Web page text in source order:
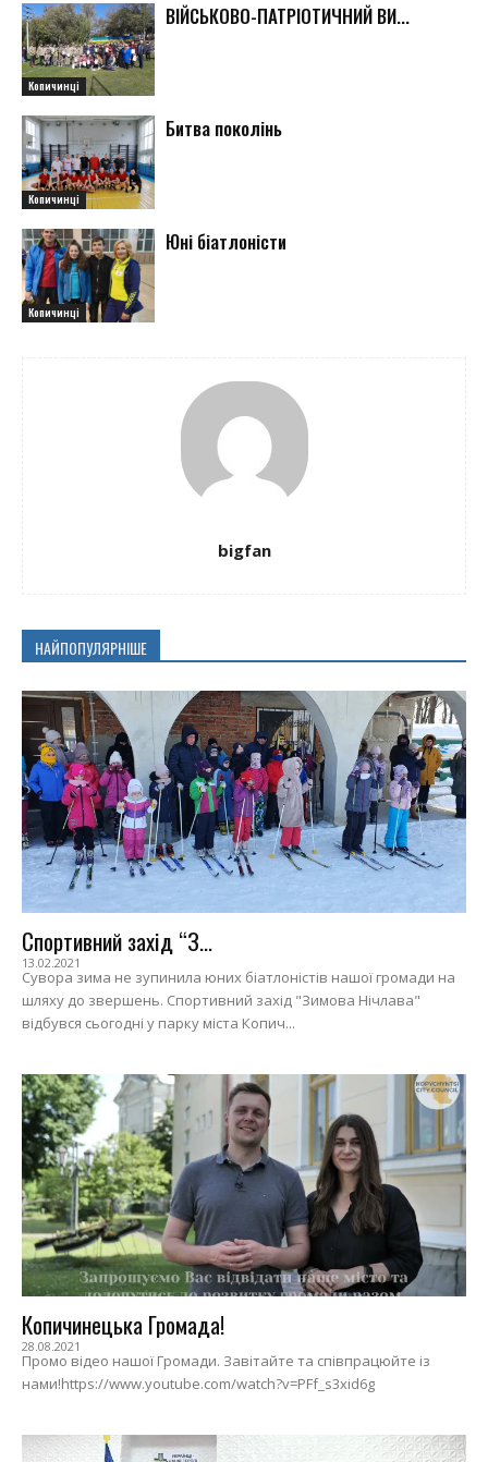
Копичинці
ВІЙСЬКОВО-ПАТРІОТИЧНИЙ ВИ...
Копичинці
Битва поколінь
Копичинці
Юні біатлоністи
bigfan
НАЙПОПУЛЯРНІШЕ
Спортивний захід “З...
13.02.2021
Сувора зима не зупинила юних біатлоністів нашої громади на
шляху до звершень. Спортивний захід "Зимова Нічлава"
відбувся сьогодні у парку міста Копич...
Копичинецька Громада!
28.08.2021
Промо відео нашої Громади. Завітайте та співпрацюйте із
нами!https://www.youtube.com/watch?v=PFf_s3xid6g